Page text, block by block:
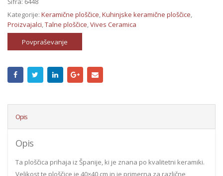
Kategorije: Keramične ploščice,Kuhinjske keramične ploščice,
Proizvajalci,Talne ploščice,Vives Ceramica
Povpraševanje
Opis
Opis
Ta ploščica prihaja iz Španije, ki je znana po kvalitetni keramiki.
Velikost te ploščice je 40×40 cm in je primerna za različne